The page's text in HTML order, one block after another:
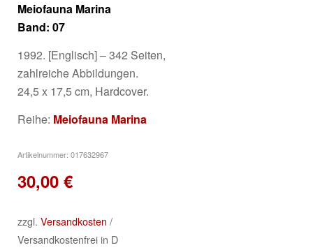
Meiofauna Marina
Band: 07
1992. [Englisch] – 342 Seiten,
zahlreiche Abbildungen.
24,5 x 17,5 cm, Hardcover.
Reihe: Meiofauna Marina
Artikelnummer: 017632967
30,00 €
zzgl. Versandkosten /
Versandkostenfrei in D